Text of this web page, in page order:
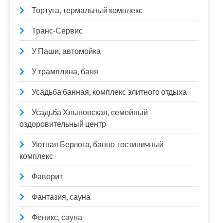
Тортуга, термальный комплекс
Транс-Сервис
У Паши, автомойка
У трамплина, баня
Усадьба банная, комплекс элитного отдыха
Усадьба Хлыновская, семейный
оздоровительный центр
Уютная Берлога, банно-гостиничный
комплекс
Фаворит
Фантазия, сауна
Феникс, сауна